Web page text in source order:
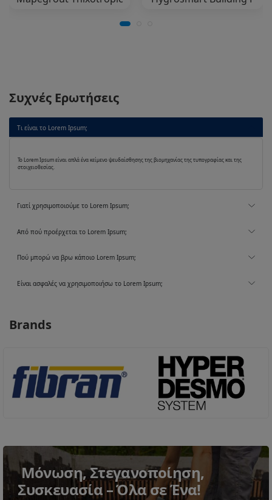
Συχνές Ερωτήσεις
Τι είναι το Lorem Ipsum;
Το Lorem Ipsum είναι απλά ένα κείμενο ψευδαίσθησης της βιομηχανίας της τυπογραφίας και της
στοιχειοθεσίας.
Γιατί χρησιμοποιούμε το Lorem Ipsum;
Από πού προέρχεται το Lorem Ipsum;
Πού μπορώ να βρω κάποιο Lorem Ipsum;
Είναι ασφαλές να χρησιμοποιήσω το Lorem Ipsum;
Brands
Μόνωση, Στεγανοποίηση,
Συσκευασία – Όλα σε Ένα!